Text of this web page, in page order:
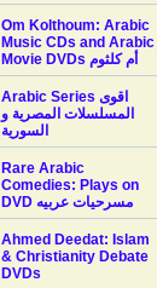
Om Kolthoum: Arabic
Music CDs and Arabic
Movie DVDs أم كلثوم
Arabic Series اقوى
المسلسلات المصرية و
السورية
Rare Arabic
Comedies: Plays on
DVD مسرحيات عربيه
Ahmed Deedat: Islam
& Christianity Debate
DVDs